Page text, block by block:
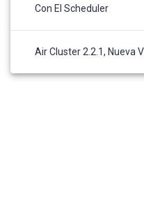
Con El Scheduler
Air Cluster 2.2.1, Nueva